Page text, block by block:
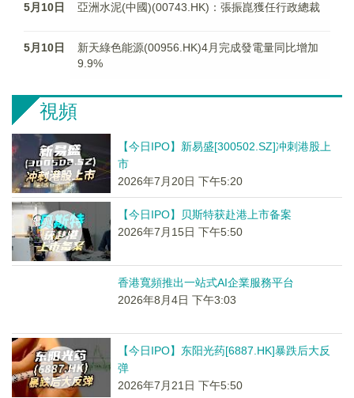
5月10日 亞洲水泥(中國)(00743.HK)：張振崑獲任行政總裁
5月10日
新天綠色能源(00956.HK)4月完成發電量同比增加
9.9%
視頻
【今日IPO】新易盛[300502.SZ]冲刺港股上
市
2026年7月20日 下午5:20
【今日IPO】贝斯特获赴港上市备案
2026年7月15日 下午5:50
香港寬頻推出一站式AI企業服務平台
2026年8月4日 下午3:03
【今日IPO】东阳光药[6887.HK]暴跌后大反
弹
2026年7月21日 下午5:50